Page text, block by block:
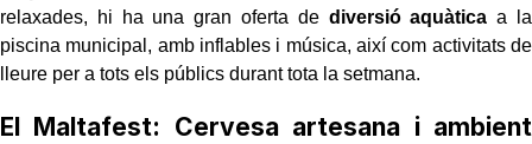
relaxades, hi ha una gran oferta de diversió aquàtica a la
piscina municipal, amb inflables i música, així com activitats de
lleure per a tots els públics durant tota la setmana.
El Maltafest: Cervesa artesana i ambient